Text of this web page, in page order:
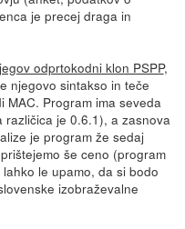
je precej draga in
odprtokodni klon PSPP,
njegovo sintakso in teče
Program ima seveda
je 0.6.1), a zasnova
je program že sedaj
še ceno (program
le upamo, da si bodo
izobraževalne